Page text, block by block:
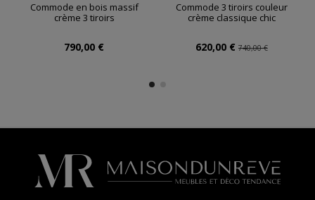
Commode en bois massif
crème 3 tiroirs
790,00 €
Commode 3 tiroirs couleur
crème classique chic
620,00 € 740,00 €